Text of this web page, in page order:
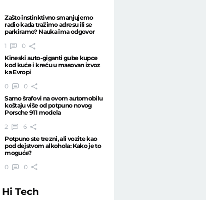
Zašto instinktivno smanjujemo
radio kada tražimo adresu ili se
parkiramo? Nauka ima odgovor
1
0
Kineski auto-giganti gube kupce
kod kuće i kreću u masovan izvoz
ka Evropi
0
0
Samo šrafovi na ovom automobilu
koštaju više od potpuno novog
Porsche 911 modela
2
6
Potpuno ste trezni, ali vozite kao
pod dejstvom alkohola: Kako je to
moguće?
0
0
Hi Tech